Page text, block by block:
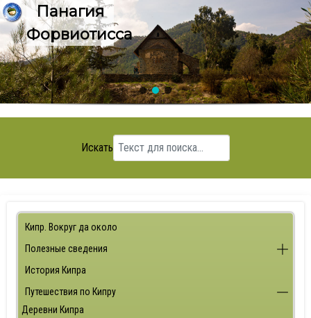
Панагия
Форвиотисса
Искать
Кипр. Вокруг да около
Полезные сведения
История Кипра
Путешествия по Кипру
Деревни Кипра